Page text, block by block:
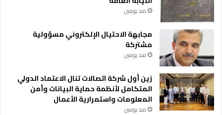
منذ يومين
مجابهة الاحتيال الإلكتروني مسؤولية
مشتركة
منذ يومين
زين أول شركة اتصالات تنال الاعتماد الدولي
المتكامل لأنظمة حماية البيانات وأمن
المعلومات واستمرارية الأعمال
منذ يومين